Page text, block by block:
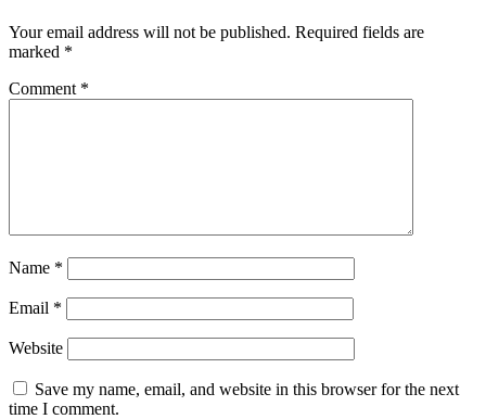
Your email address will not be published. Required fields are
marked *
Comment *
Name *
Email *
Website
Save my name, email, and website in this browser for the next
time I comment.